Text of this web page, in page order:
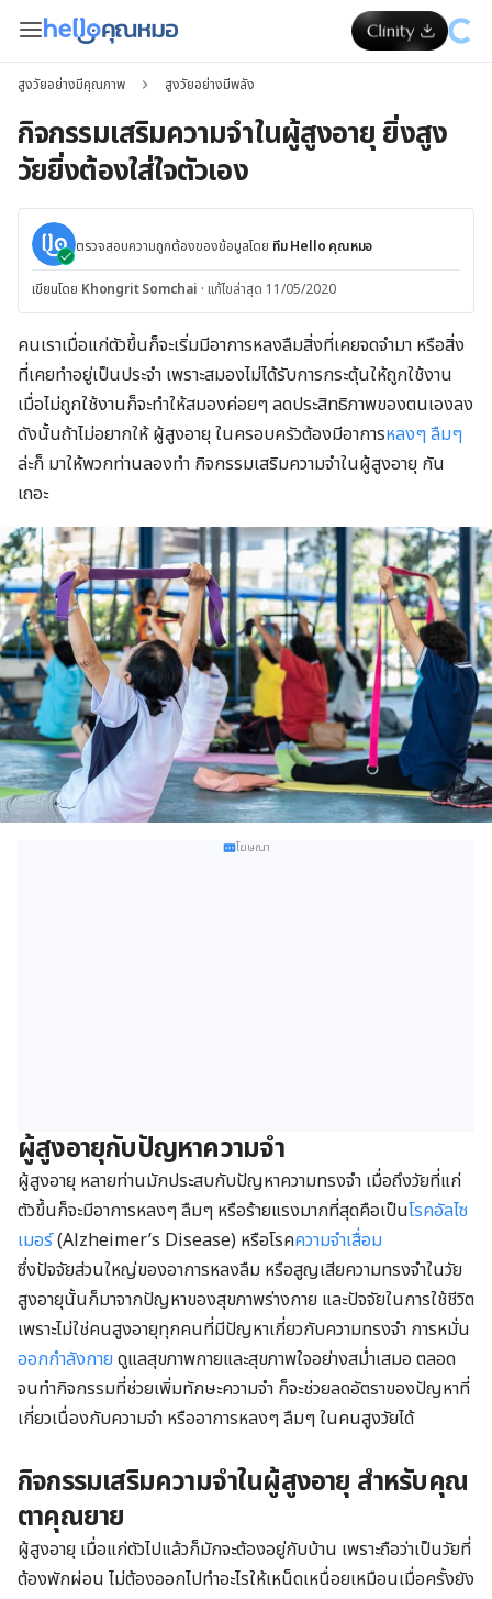
สูงวัยอย่างมีคุณภาพ สูงวัยอย่างมีพลัง
กิจกรรมเสริมความจำในผู้สูงอายุ ยิ่งสูง
วัยยิ่งต้องใส่ใจตัวเอง
ตรวจสอบความถูกต้องของข้อมูลโดย ทีม Hello คุณหมอ
เขียนโดย Khongrit Somchai · แก้ไขล่าสุด 11/05/2020
คนเราเมื่อแก่ตัวขึ้นก็จะเริ่มมีอาการหลงลืมสิ่งที่เคยจดจำมา หรือสิ่ง
ที่เคยทำอยู่เป็นประจำ เพราะสมองไม่ได้รับการกระตุ้นให้ถูกใช้งาน
เมื่อไม่ถูกใช้งานก็จะทำให้สมองค่อยๆ ลดประสิทธิภาพของตนเองลง
ดังนั้นถ้าไม่อยากให้ ผู้สูงอายุ ในครอบครัวต้องมีอาการหลงๆ ลืมๆ
ล่ะก็ มาให้พวกท่านลองทำ กิจกรรมเสริมความจำในผู้สูงอายุ กัน
เถอะ
โฆษณา
ผู้สูงอายุกับปัญหาความจำ
ผู้สูงอายุ หลายท่านมักประสบกับปัญหาความทรงจำ เมื่อถึงวัยที่แก่
ตัวขึ้นก็จะมีอาการหลงๆ ลืมๆ หรือร้ายแรงมากที่สุดคือเป็นโรคอัลไซ
เมอร์(Alzheimer’s Disease) หรือโรคความจำเสื่อม
ซึ่งปัจจัยส่วนใหญ่ของอาการหลงลืม หรือสูญเสียความทรงจำในวัย
สูงอายุนั้นก็มาจากปัญหาของสุขภาพร่างกาย และปัจจัยในการใช้ชีวิต
เพราะไม่ใช่คนสูงอายุทุกคนที่มีปัญหาเกี่ยวกับความทรงจำ การหมั่น
ออกกำลังกาย ดูแลสุขภาพกายและสุขภาพใจอย่างสม่ำเสมอ ตลอด
จนทำกิจกรรมที่ช่วยเพิ่มทักษะความจำ ก็จะช่วยลดอัตราของปัญหาที่
เกี่ยวเนื่องกับความจำ หรืออาการหลงๆ ลืมๆ ในคนสูงวัยได้
กิจกรรมเสริมความจำในผู้สูงอายุ สำหรับคุณ
ตาคุณยาย
ผู้สูงอายุ เมื่อแก่ตัวไปแล้วก็มักจะต้องอยู่กับบ้าน เพราะถือว่าเป็นวัยที่
ต้องพักผ่อน ไม่ต้องออกไปทำอะไรให้เหน็ดเหนื่อยเหมือนเมื่อครั้งยัง